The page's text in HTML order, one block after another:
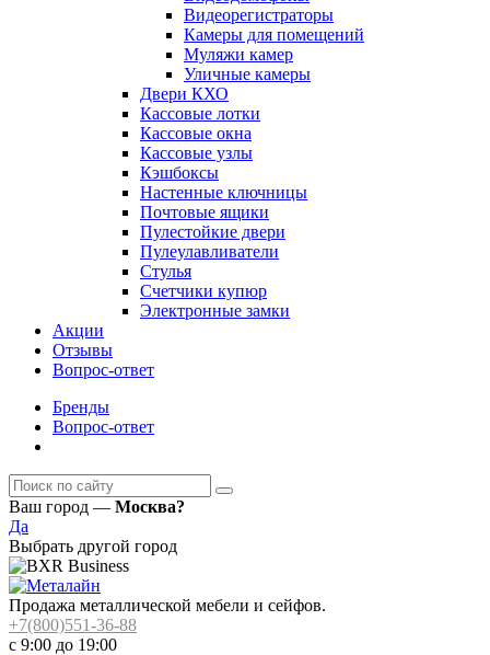
Видеорегистраторы
Камеры для помещений
Муляжи камер
Уличные камеры
Двери КХО
Кассовые лотки
Кассовые окна
Кассовые узлы
Кэшбоксы
Настенные ключницы
Почтовые ящики
Пулестойкие двери
Пулеулавливатели
Стулья
Счетчики купюр
Электронные замки
Акции
Отзывы
Вопрос-ответ
Бренды
Вопрос-ответ
Ваш город — Москва?
Да
Выбрать другой город
Продажа металлической мебели и сейфов.
+7(800)551-36-88
с 9:00 до 19:00